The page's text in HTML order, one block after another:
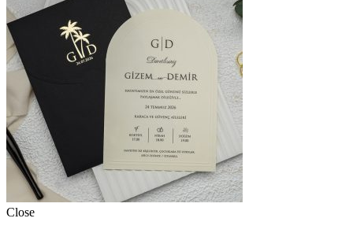
Close